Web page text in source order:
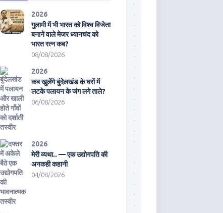
2026
गुलामी में भी भारत को विश्व विजेता
बनाने वाले मेजर ध्यानचंद को
भारत रत्न कब?
08/08/2026
2026
कब खुलेंगे बुंदेलखंड के घरों में
लटके पलायन के जंग लगे ताले?
06/08/2026
2026
मेरी व्यथा.. — एक उद्योगपति की
अनकही कहानी
04/08/2026